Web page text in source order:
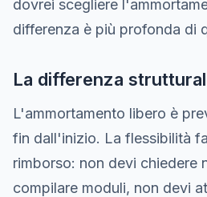
dovrei scegliere
differenza è più profonda di
La differenza
L'ammortamento libero è
fin dall'inizio. La flessibilità
rimborso: non devi chiedere
compilare moduli, non devi